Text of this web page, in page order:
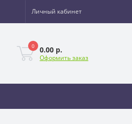
Личный кабинет
0 0.00 р.
Оформить заказ